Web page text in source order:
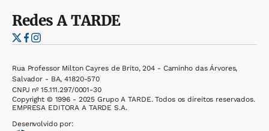
RedesA TARDE
Rua Professor Milton Cayres de Brito, 204 - Caminho das Árvores,
Salvador - BA, 41820-570
CNPJ nº 15.111.297/0001-30
Copyright © 1996 - 2025 Grupo A TARDE. Todos os direitos reservados.
EMPRESA EDITORA A TARDE S.A.
Desenvolvido por: